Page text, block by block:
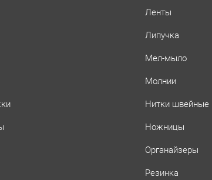
Ленты
Липучка
Мел-мыло
Молнии
Нитки швейные
Ножницы
Органайзеры
Резинка